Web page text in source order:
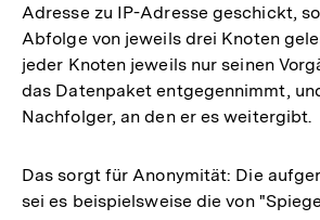
Adresse zu IP-Adresse geschickt,
Abfolge von jeweils drei Knoten
jeder Knoten jeweils nur seinen
das Datenpaket entgegennimmt,
Nachfolger, an den er es weitergibt.
Das sorgt für Anonymität: Die
sei es beispielsweise die von